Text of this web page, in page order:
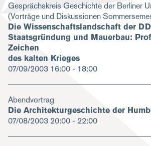
Gesprächskreis Geschichte der Berliner
(Vorträge und Diskussionen
Die Wissenschaftslandschaft der
Staatsgründung und Mauerbau:
Zeichen
des kalten Krieges
07/09/2003 16:00 - 18:00
Abendvortrag
Die Architekturgeschichte der
07/08/2003 20:00 - 22:00